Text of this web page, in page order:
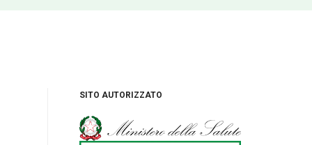
SITO AUTORIZZATO